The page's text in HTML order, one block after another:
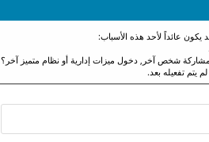
عائداً لأحد هذه الأسباب:
شخص آخر, دخول ميزات إدارية أو نظام متميز آخر؟
يتم تفعيله بعد.